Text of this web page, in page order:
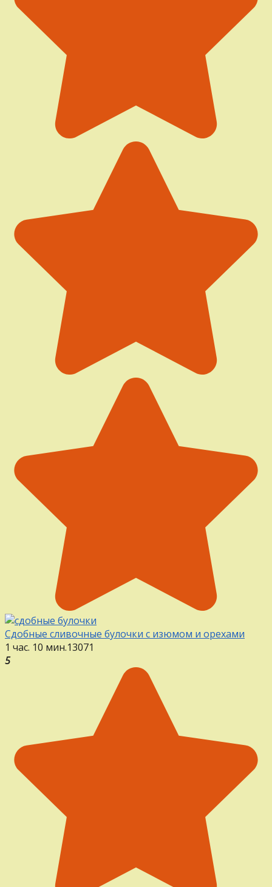
Сдобные сливочные булочки с изюмом и орехами
1 час. 10 мин.13071
5